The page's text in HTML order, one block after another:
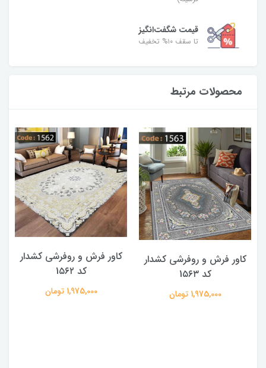
قیمت شگفت‌انگیز
تا سقف ۱۰% تخفیف
محصولات مرتبط
کاور فرش و روفرشی کشدار
کد 1۵۶۳
1,975,000 تومان
کاور فرش و روفرشی کشدار
کد 1۵۶۲
1,975,000 تومان